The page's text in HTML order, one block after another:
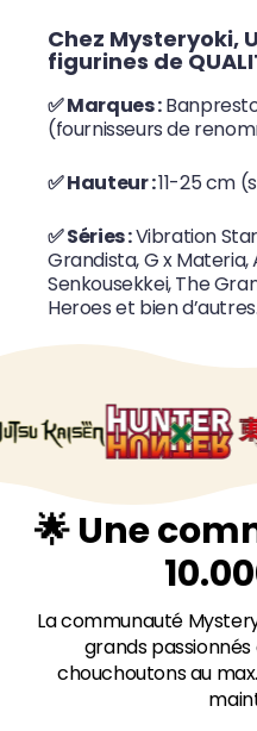
Chez Mysteryoki,
figurines de
✅ Marques :
(fournisseurs de
✅ Hauteur :11-25 cm
✅ Séries :Vibration
Grandista, G x Materia,
Senkousekkei, The
Heroes et bien d’autres.
🌟 Une
La communauté
grands
chouchoutons au